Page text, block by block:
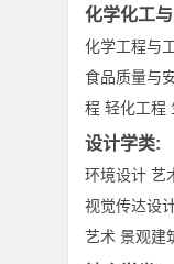
化学化工
化学工程与
食品质量与
程 轻化工程
设计学类:
环境设计 艺
视觉传达设
艺术 景观建